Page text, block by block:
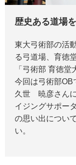
歴史ある道場
東大弓術部の活
る弓道場、育徳
「弓術部 育徳堂
今回は弓術部OB
久世 暁彦さん
イジングサポー
の思い出につい
い。